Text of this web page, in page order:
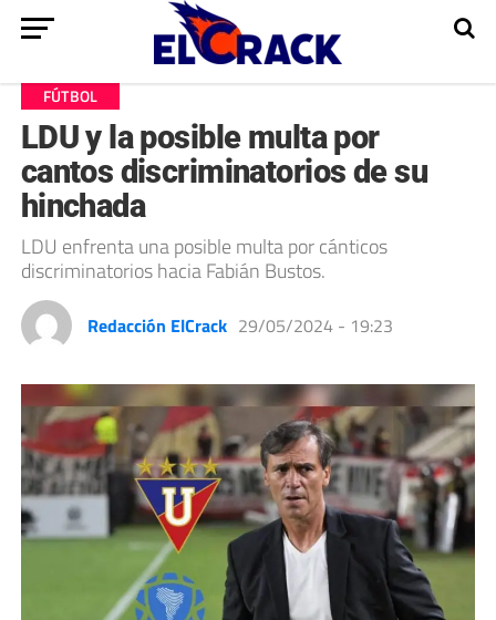
FÚTBOL
LDU y la posible multa por
cantos discriminatorios de su
hinchada
LDU enfrenta una posible multa por cánticos
discriminatorios hacia Fabián Bustos.
Redacción ElCrack 29/05/2024 - 19:23